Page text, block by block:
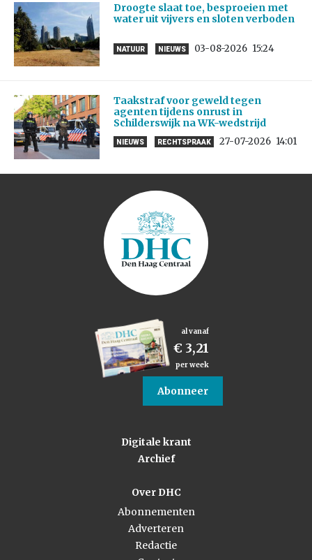
Droogte slaat toe, besproeien met
water uit vijvers en sloten verboden
NATUUR NIEUWS 03-08-2026 15:24
Taakstraf voor geweld tegen
agenten tijdens onrust in
Schilderswijk na WK-wedstrijd
NIEUWS RECHTSPRAAK 27-07-2026 14:01
al vanaf
€ 3,21
per week
Abonneer
Digitale krant
Archief
Over DHC
Abonnementen
Adverteren
Redactie